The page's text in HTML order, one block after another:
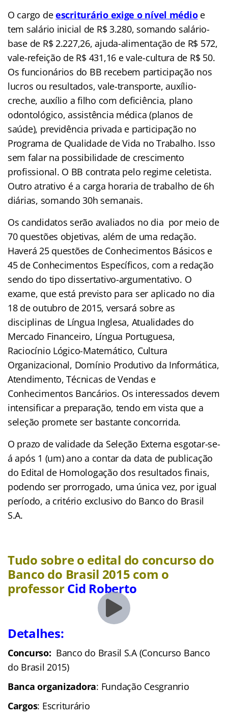
O cargo deescriturário exige o nível médioe
tem salário inicial de R$ 3.280, somando salário-
base de R$ 2.227,26, ajuda-alimentação de R$ 572,
vale-refeição de R$ 431,16 e vale-cultura de R$ 50.
Os funcionários do BB recebem participação nos
lucros ou resultados, vale-transporte, auxílio-
creche, auxílio a filho com deficiência, plano
odontológico, assistência médica (planos de
saúde), previdência privada e participação no
Programa de Qualidade de Vida no Trabalho. Isso
sem falar na possibilidade de crescimento
profissional. O BB contrata pelo regime celetista.
Outro atrativo é a carga horaria de trabalho de 6h
diárias, somando 30h semanais.
Os candidatos serão avaliados no dia por meio de
70 questões objetivas, além de uma redação.
Haverá 25 questões de Conhecimentos Básicos e
45 de Conhecimentos Específicos, com a redação
sendo do tipo dissertativo-argumentativo. O
exame, que está previsto para ser aplicado no dia
18 de outubro de 2015, versará sobre as
disciplinas de Língua Inglesa, Atualidades do
Mercado Financeiro, Língua Portuguesa,
Raciocínio Lógico-Matemático, Cultura
Organizacional, Domínio Produtivo da Informática,
Atendimento, Técnicas de Vendas e
Conhecimentos Bancários. Os interessados devem
intensificar a preparação, tendo em vista que a
seleção promete ser bastante concorrida.
O prazo de validade da Seleção Externa esgotar-se-
á após 1 (um) ano a contar da data de publicação
do Edital de Homologação dos resultados finais,
podendo ser prorrogado, uma única vez, por igual
período, a critério exclusivo do Banco do Brasil
S.A.
Tudo sobre o edital do concurso do
Banco do Brasil 2015 com o
professorCid Roberto
Detalhes:
Concurso: Banco do Brasil S.A (Concurso Banco
do Brasil 2015)
Banca organizadora: Fundação Cesgranrio
Cargos: Escriturário